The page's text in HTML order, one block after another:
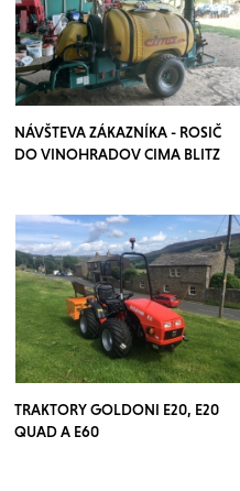
NÁVŠTEVA ZÁKAZNÍKA - ROSIČ
DO VINOHRADOV CIMA BLITZ
TRAKTORY GOLDONI E20, E20
QUAD A E60